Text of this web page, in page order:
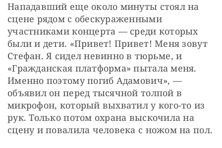
Нападавший еще около минуты стоял на
сцене рядом с обескураженными
участниками концерта — среди которых
были и дети. «Привет! Привет! Меня зовут
Стефан. Я сидел невинно в тюрьме, и
«Гражданская платформа» пытала меня.
Именно поэтому погиб Адамович», —
объявил он перед тысячной толпой в
микрофон, который выхватил у кого-то из
рук. Только потом охрана выскочила на
сцену и повалила человека с ножом на пол.